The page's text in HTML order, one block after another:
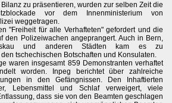
zu präsentieren, wurden zur selben Zeit die
vor dem Innenministerium von
weggetragen.
"Freiheit für alle Verhafteten" gefordert und die
den Polizeiwachen angeprangert. Auch in Bern,
und anderen Städten kam es zu
tschechischen Botschaften und Konsulaten.
waren insgesamt 859 Demonstranten verhaftet
worden. Inpeg berichtet über zahlreiche
in den Gefängnissen. Den Inhaftierten
Lebensmittel und Schlaf verweigert, viele
dass sie von den Beamten geschlagen